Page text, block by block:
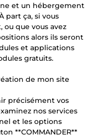
et un hébergement
part ça, si vous
que vous avez
alors ils seront
et applications
gratuits.
de mon site
précisément vos
nos services
et les options
**COMMANDER**